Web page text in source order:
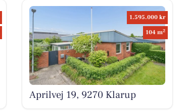
1.595.000 kr
104 m2
Aprilvej 19, 9270 Klarup